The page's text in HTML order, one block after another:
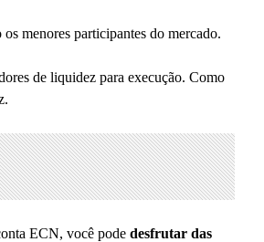
menores participantes do mercado.
de liquidez para execução. Como
ECN, você pode desfrutar das